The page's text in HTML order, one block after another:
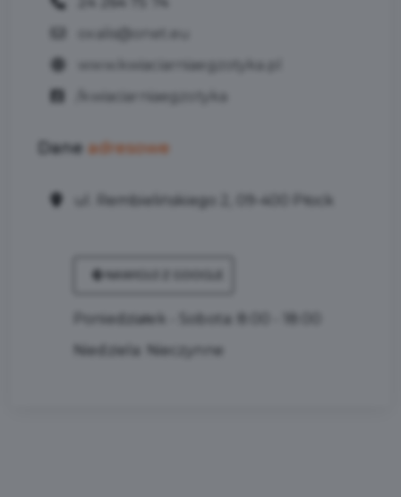
www.kwiaciarniaegzotyka.pl
/kwiaciarniaegzotyka
Dane adresowe
ul. Rembielińskiego 2, 09-400 Płock
Poniedziałek - Sobota: 8:00 - 18:00
Niedziela: Nieczynne